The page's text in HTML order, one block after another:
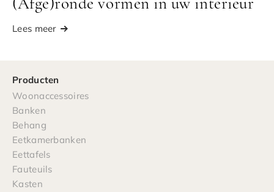
Lees meer
Producten
Woonaccessoires
Banken
Behang
Eetkamerbanken
Eettafels
Fauteuils
Kasten